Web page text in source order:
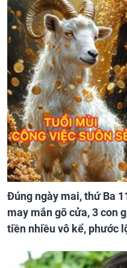
Đúng ngày mai, thứ Ba
may mắn gõ cửa, 3 con
tiền nhiều vô kể, phước